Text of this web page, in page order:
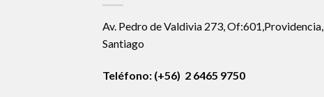
Av. Pedro de Valdivia 273, Of:601,Providencia,
Santiago
Teléfono: (+56) 2 6465 9750